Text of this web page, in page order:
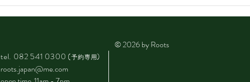
© 2026 by Roots
tel. 082 541 0300 (予約専用)
roots.japan@me.com